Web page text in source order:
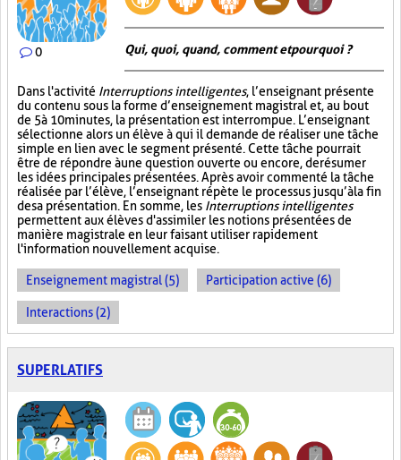
0 Qui, quoi, quand, comment et pourquoi ?
Dans l'activité Interruptions intelligentes, l’enseignant présente
du contenu sous la forme d’enseignement magistral et, au bout
de 5 à 10 minutes, la présentation est interrompue. L’enseignant
sélectionne alors un élève à qui il demande de réaliser une tâche
simple en lien avec le segment présenté. Cette tâche pourrait
être de répondre à une question ouverte ou encore, de résumer
les idées principales présentées. Après avoir commenté la tâche
réalisée par l’élève, l’enseignant répète le processus jusqu’à la fin
de sa présentation. En somme, les Interruptions intelligentes
permettent aux élèves d'assimiler les notions présentées de
manière magistrale en leur faisant utiliser rapidement
l'information nouvellement acquise.
Enseignement magistral (5) Participation active (6)
Interactions (2)
SUPERLATIFS